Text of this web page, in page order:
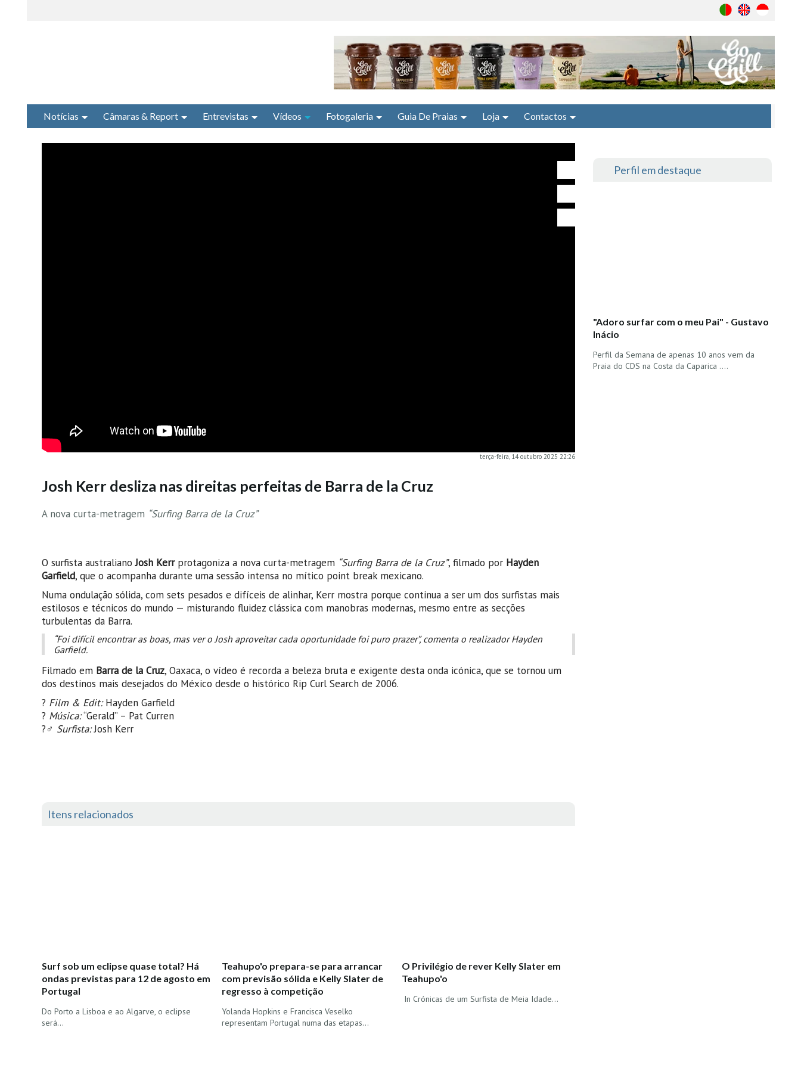
Notícias Câmaras & Report Entrevistas Vídeos Fotogaleria Guia De Praias Loja Contactos
terça-feira, 14 outubro 2025 22:26
Josh Kerr desliza nas direitas perfeitas de Barra de la Cruz
A nova curta-metragem “Surfing Barra de la Cruz”
O surfista australianoJosh Kerrprotagoniza a nova curta-metragem “Surfing Barra de la Cruz”, filmado por Hayden
Garfield, que o acompanha durante uma sessão intensa no mítico point break mexicano.
Numa ondulação sólida, com sets pesados e difíceis de alinhar, Kerr mostra porque continua a ser um dos surfistas mais
estilosos e técnicos do mundo — misturando fluidez clássica com manobras modernas, mesmo entre as secções
turbulentas da Barra.
“Foi difícil encontrar as boas, mas ver o Josh aproveitar cada oportunidade foi puro prazer”, comenta o realizador Hayden
Garfield.
Filmado em Barra de la Cruz, Oaxaca, o vídeo é recorda a beleza bruta e exigente desta onda icónica, que se tornou um
dos destinos mais desejados do México desde o histórico Rip Curl Search de 2006.
? Film & Edit:Hayden Garfield
? Música:“Gerald” – Pat Curren
?‍♂️ Surfista:Josh Kerr
Itens relacionados
Surf sob um eclipse quase total? Há
ondas previstas para 12 de agosto em
Portugal
Do Porto a Lisboa e ao Algarve, o eclipse
será…
Teahupo'o prepara-se para arrancar
com previsão sólida e Kelly Slater de
regresso à competição
Yolanda Hopkins e Francisca Veselko
representam Portugal numa das etapas…
O Privilégio de rever Kelly Slater em
Teahupo'o
In Crónicas de um Surfista de Meia Idade...
Perfil em destaque
"Adoro surfar com o meu Pai" - Gustavo
Inácio
Perfil da Semana de apenas 10 anos vem da
Praia do CDS na Costa da Caparica ....